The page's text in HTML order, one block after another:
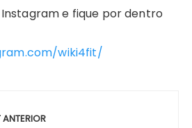
e fique por dentro
wiki4fit/